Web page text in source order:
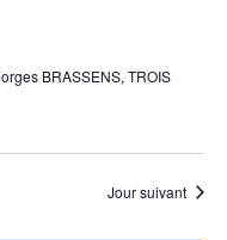
BRASSENS, TROIS
Jour suivant